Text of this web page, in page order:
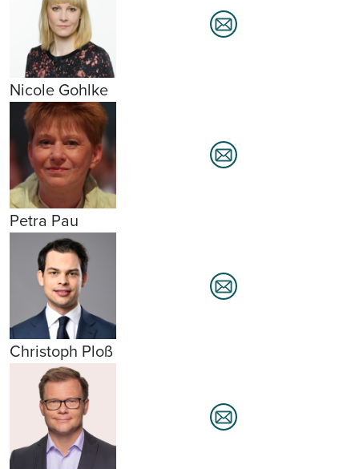
Nicole Gohlke
Petra Pau
Christoph Ploß